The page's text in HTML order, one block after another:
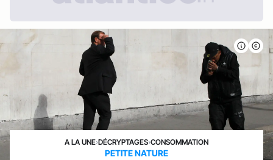
A LA UNE›DÉCRYPTAGES›CONSOMMATION
PETITE NATURE